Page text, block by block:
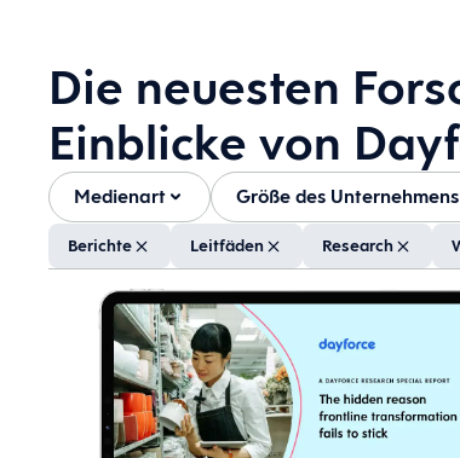
Die neuesten
Einblicke von
Medienart Größe des Unternehmens
Berichte Leitfäden Research